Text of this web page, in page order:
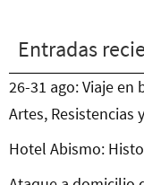
Entradas
26-31 ago: Viaje
Artes, Resistencias
Hotel Abismo: